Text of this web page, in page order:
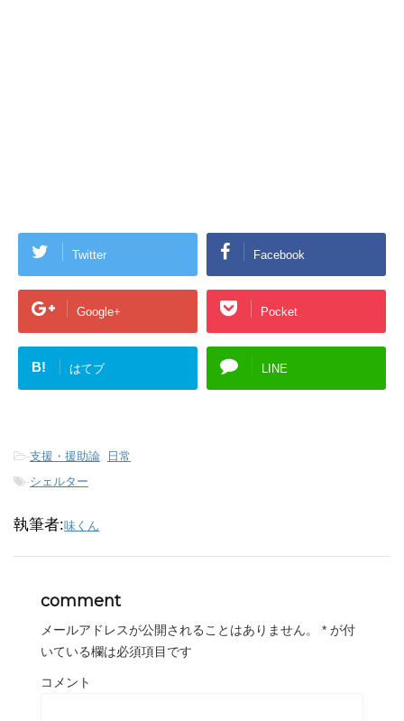
Twitter Facebook
Google+ Pocket
B! はてブ LINE
-支援・援助論, 日常
-シェルター
執筆者:味くん
comment
メールアドレスが公開されることはありません。 * が付
いている欄は必須項目です
コメント